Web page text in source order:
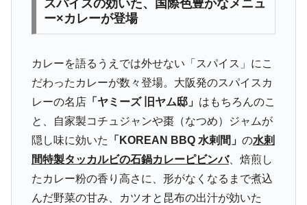
スパイスの効いた、国際色豊かなメニュ
ー×カレーが登場
カレーを語るうえでは外せない「スパイス」にこ
だわったカレーが数々登場。大阪発のスパイスカ
レーの名店「ヤミーズ 旧ヤム邸」 はもちろんのこ
と、自家製コチュジャンや棗（なつめ）ジャムが
隠し味に効いた
「KOREAN BBQ 水剌間」 の水剌
間特製タッカルビの石鍋カレーピビンバ、焙煎し
たカレー粉の香り高さに、形がなくなるまで煮込
んだ野菜の甘み、カツオと昆布の出汁が効いた